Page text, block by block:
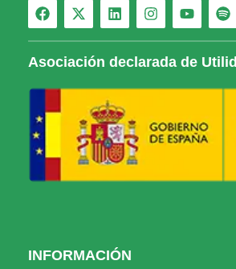
Asociación declarada de
INFORMACIÓN